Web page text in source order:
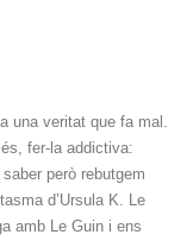
una veritat que fa mal.
fer-la addictiva:
però rebutgem
d’Ursula K. Le
amb Le Guin i ens